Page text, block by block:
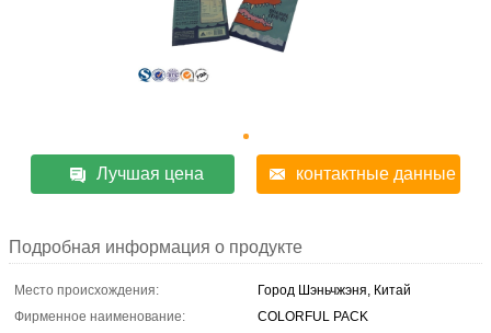
Лучшая цена контактные данные
Подробная информация о продукте
Место происхождения:
Город Шэньчжэня, Китай
Фирменное наименование:
COLORFUL PACK